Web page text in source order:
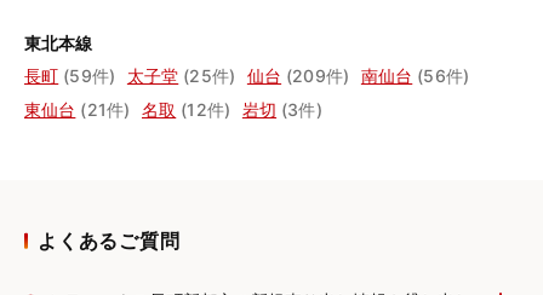
東北本線
長町 (59件) 太子堂 (25件) 仙台 (209件) 南仙台 (56件)
東仙台 (21件) 名取 (12件) 岩切 (3件)
よくあるご質問